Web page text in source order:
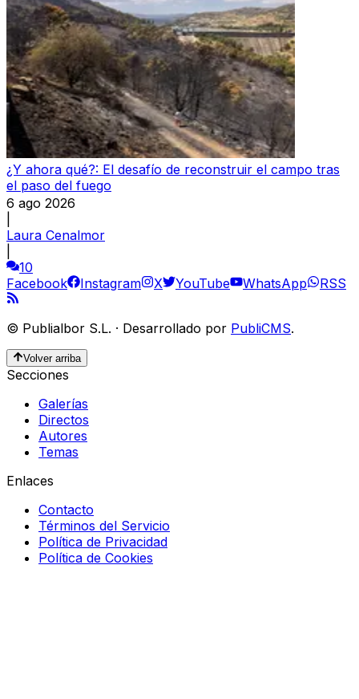
¿Y ahora qué?: El desafío de reconstruir el campo tras
el paso del fuego
6 ago 2026
Laura Cenalmor
10
Facebook
Instagram X YouTube WhatsApp RSS
© Publialbor S.L. · Desarrollado por PubliCMS.
Volver arriba
Secciones
Galerías
Directos
Autores
Temas
Enlaces
Contacto
Términos del Servicio
Política de Privacidad
Política de Cookies